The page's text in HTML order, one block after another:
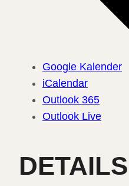
Google Kalender
iCalendar
Outlook 365
Outlook Live
DETAILS